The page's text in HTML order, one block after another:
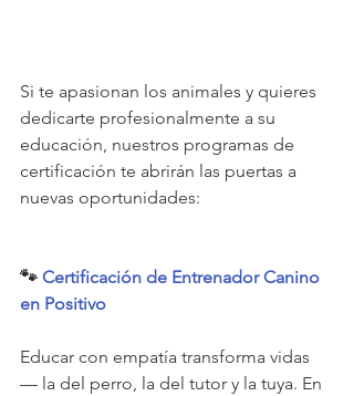
Si te apasionan los animales y quieres
dedicarte profesionalmente a su
educación, nuestros programas de
certificación te abrirán las puertas a
nuevas oportunidades:
🐾 Certificación de Entrenador Canino
en Positivo
Educar con empatía transforma vidas
— la del perro, la del tutor y la tuya. En